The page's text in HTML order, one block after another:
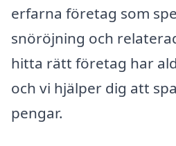
erfarna företag som
snöröjning och
hitta rätt företag har
och vi hjälper dig att
pengar.